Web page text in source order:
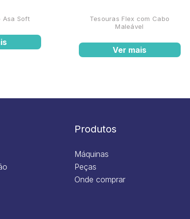
Asa Soft
Tesouras Flex com Cabo
Maleável
Ver mais
Produtos
Máquinas
Peças
Onde comprar